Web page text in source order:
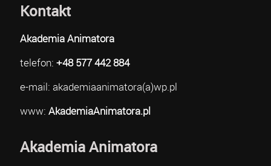
Kontakt
Akademia Animatora
telefon: +48 577 442 884
e-mail: akademiaanimatora(a)wp.pl
www: AkademiaAnimatora.pl
Akademia Animatora